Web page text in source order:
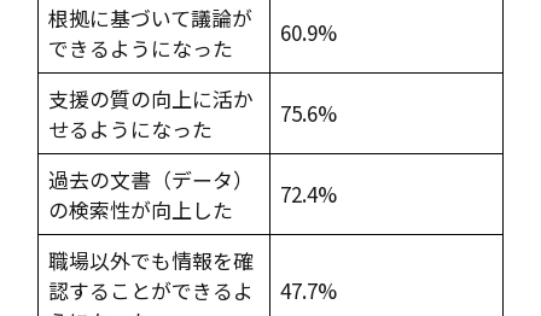
根拠に基づいて議論が
できるようになった
60.9%
支援の質の向上に活か
せるようになった
75.6%
過去の文書（データ）
の検索性が向上した
72.4%
職場以外でも情報を確
認することができるよ
47.7%